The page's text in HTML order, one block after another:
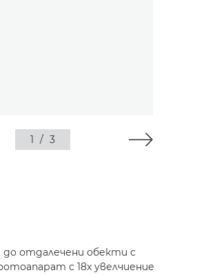
1 / 3
отдалечени обекти с
с 18x увелчиение